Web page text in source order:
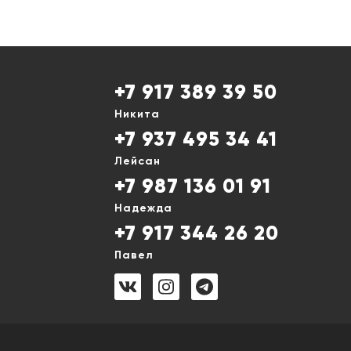
+7 917 389 39 50
Никита
+7 937 495 34 41
Лейсан
+7 987 136 01 91
Надежда
+7 917 344 26 20
Павел